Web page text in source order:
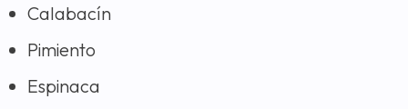
Calabacín
Pimiento
Espinaca